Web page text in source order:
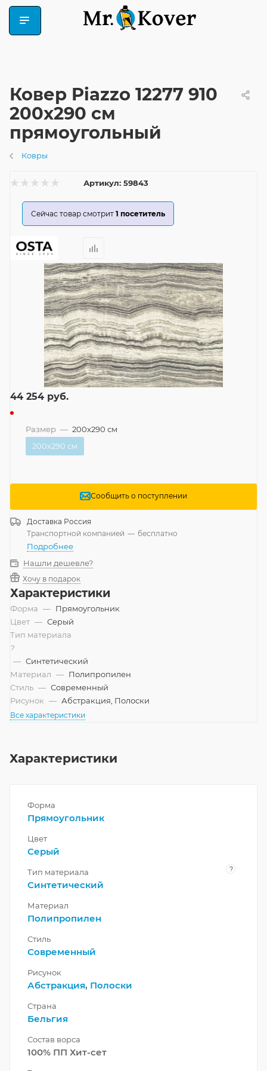
Ковер Piazzo 12277 910
200x290 см
прямоугольный
Ковры
Артикул: 59843
Сейчас товар смотрит 1 посетитель
44 254 руб.
Размер — 200x290 см
200x290 см
Сообщить о поступлении
Доставка Россия
Транспортной компанией — бесплатно
Подробнее
Нашли дешевле?
Хочу в подарок
Характеристики
Форма — Прямоугольник
Цвет — Серый
Тип материала
?
— Синтетический
Материал — Полипропилен
Стиль — Современный
Рисунок — Абстракция, Полоски
Все характеристики
Характеристики
Форма
Прямоугольник
Цвет
Серый
Тип материала ?
Синтетический
Материал
Полипропилен
Стиль
Современный
Рисунок
Абстракция, Полоски
Страна
Бельгия
Состав ворса
100% ПП Хит-сет